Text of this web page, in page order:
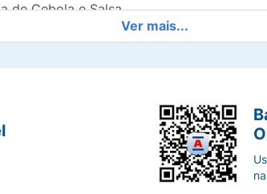
de Cebola e Salsa.
individual no lanche, na hora do
leveza do assado. Garanta o seu
Ver mais...